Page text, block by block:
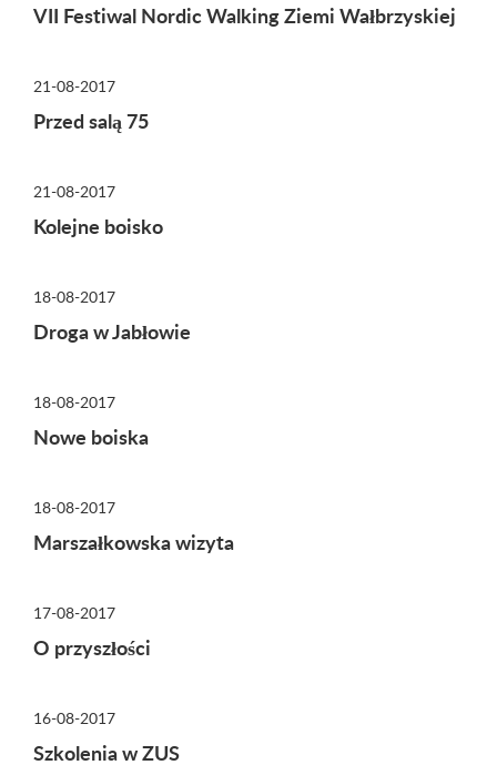
VII Festiwal Nordic Walking Ziemi Wałbrzyskiej
21-08-2017
Przed salą 75
21-08-2017
Kolejne boisko
18-08-2017
Droga w Jabłowie
18-08-2017
Nowe boiska
18-08-2017
Marszałkowska wizyta
17-08-2017
O przyszłości
16-08-2017
Szkolenia w ZUS